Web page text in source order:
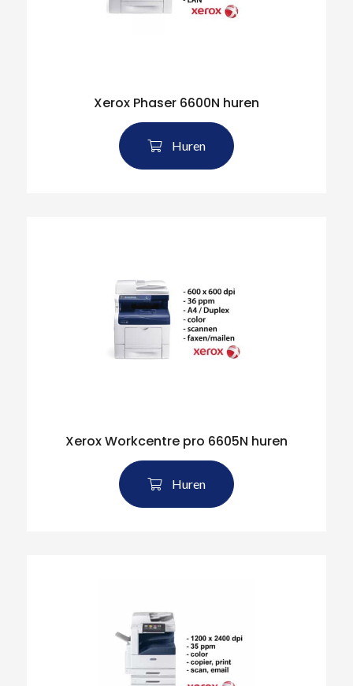
Xerox Phaser 6600N huren
Huren
Xerox Workcentre pro 6605N huren
Huren